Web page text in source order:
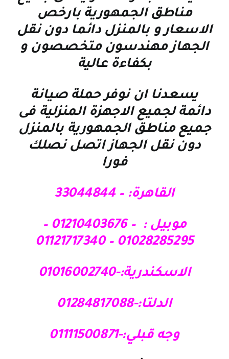
مناطق الجمهورية بارخص
الاسعار و بالمنزل دائما دون نقل
الجهاز مهندسون متخصصون و
بكفاءة عالية
يسعدنا ان نوفر حملة صيانة
دائمة لجميع الاجهزة المنزلية فى
جميع مناطق الجمهورية بالمنزل
دون نقل الجهاز اتصل نصلك
فورا
القاهرة: – 33044844
موبيل : – 01210403676 –
01028285295 – 01121717340
الاسكندرية:-01016002740
الدلتا:-01284817088
وجه قبلي:-01111500871